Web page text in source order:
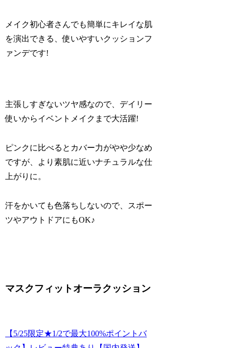
メイク初心者さんでも簡単にキレイな肌
を演出できる、使いやすいクッションフ
ァンデです!
主張しすぎないツヤ感なので、デイリー
使いからイベントメイクまで大活躍!
ピンクに比べるとカバー力がやや少なめ
ですが、より素肌に近いナチュラルな仕
上がりに。
汗をかいても色落ちしないので、スポー
ツやアウトドアにもOK♪
マスクフィットオーラクッション
【5/25限定★1/2で最大100%ポイントバ